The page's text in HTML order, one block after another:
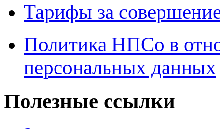
Тарифы за
Политика НПСо в
персональных данных
Полезные ссылки